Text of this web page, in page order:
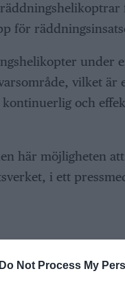
Do Not Process My
för
under
vilket är
kontinuerlig och
här möjligheten att
i ett